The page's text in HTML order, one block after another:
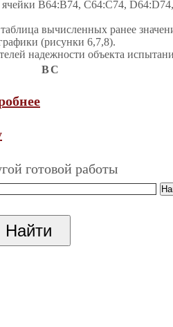
В64:В74, С64:С74, D64:D74,
таблица вычисленных ранее
(рисунки 6,7,8).
надежности объекта
BC
готовой работы